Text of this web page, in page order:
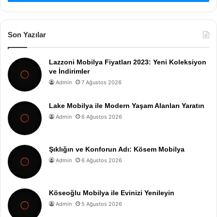
Son Yazılar
Lazzoni Mobilya Fiyatları 2023: Yeni Koleksiyon
ve İndirimler
Admin 7 Ağustos 2026
Lake Mobilya ile Modern Yaşam Alanları Yaratın
Admin 6 Ağustos 2026
Şıklığın ve Konforun Adı: Kösem Mobilya
Admin 6 Ağustos 2026
Köseoğlu Mobilya ile Evinizi Yenileyin
Admin 5 Ağustos 2026